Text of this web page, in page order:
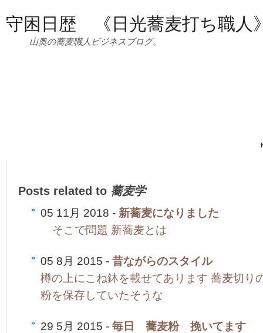
守困日歴 《日光蕎麦打ち職人
山奥の蕎麦職人ビジネスブログ。
Posts related to 蕎麦学
05 11月 2018 - 新蕎麦になりました
そこで問題 新蕎麦とは
05 8月 2015 - 昔ながらのスタイル
樽の上にこね鉢を載せてあります 蕎麦切り
粉を保存していたそうな
29 5月 2015 - 毎日 蕎麦粉 挽いてます